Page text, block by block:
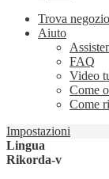
Trova negozio
Aiuto
FAQ
Video
Come
Come
Impostazioni
Lingua
Rikorda-v